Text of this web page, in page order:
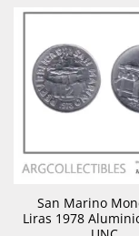
San Marino
Liras 1978